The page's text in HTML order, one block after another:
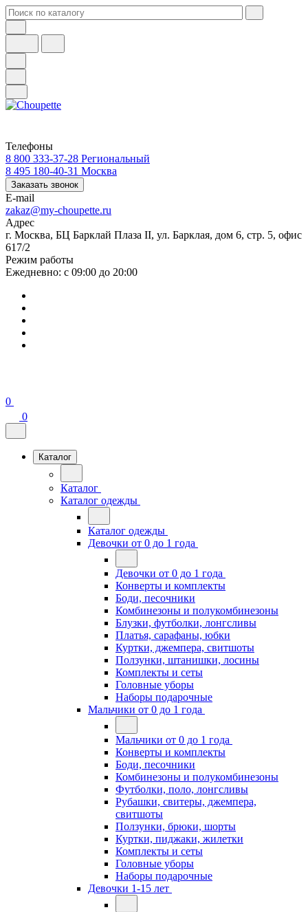
Телефоны
8 800 333-37-28 Региональный
8 495 180-40-31 Москва
Заказать звонок
E-mail
zakaz@my-choupette.ru
Адрес
г. Москва, БЦ Барклай Плаза II, ул. Барклая, дом 6, стр. 5, офис
617/2
Режим работы
Ежедневно: с 09:00 до 20:00
0
0
Каталог
Каталог
Каталог одежды
Каталог одежды
Девочки от 0 до 1 года
Девочки от 0 до 1 года
Конверты и комплекты
Боди, песочники
Комбинезоны и полукомбинезоны
Блузки, футболки, лонгсливы
Платья, сарафаны, юбки
Куртки, джемпера, свитшоты
Ползунки, штанишки, лосины
Комплекты и сеты
Головные уборы
Наборы подарочные
Мальчики от 0 до 1 года
Мальчики от 0 до 1 года
Конверты и комплекты
Боди, песочники
Комбинезоны и полукомбинезоны
Футболки, поло, лонгсливы
Рубашки, свитеры, джемпера,
свитшоты
Ползунки, брюки, шорты
Куртки, пиджаки, жилетки
Комплекты и сеты
Головные уборы
Наборы подарочные
Девочки 1-15 лет